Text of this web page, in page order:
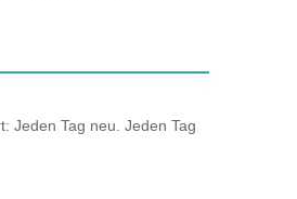
Jeden Tag neu. Jeden Tag